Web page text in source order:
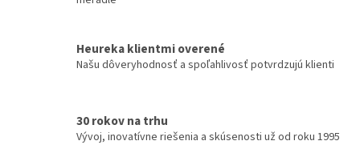
Heureka klientmi overené
Našu dôveryhodnosť a spoľahlivosť potvrdzujú klienti
30 rokov na trhu
Vývoj, inovatívne riešenia a skúsenosti už od roku 1995